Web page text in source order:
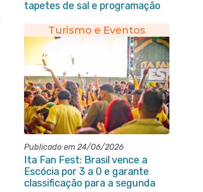
tapetes de sal e programação
Turismo e Eventos
Publicado em 24/06/2026
Ita Fan Fest: Brasil vence a
Escócia por 3 a 0 e garante
classificação para a segunda